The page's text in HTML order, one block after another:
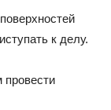
к делу.